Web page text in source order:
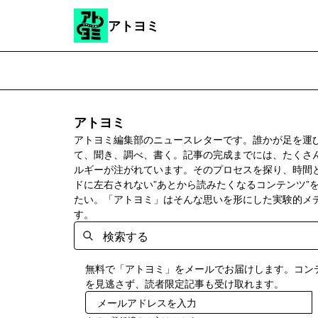
アトヨミ
アトヨミ
アトヨミ編集部のニュースレターです。誰かが足を運
て、聞き、調べ、書く。記事の完成までには、たくさ
ルギーが注がれています。そのプロセスを探り、時間
ドに左右されない”あとから読みたくなるコンテンツ”
たい。「アトヨミ」はそんな思いを形にした実験的メ
す。
無料で「アトヨミ」をメールでお届けします。コン
を見逃さず、読者限定記事も受け取れます。